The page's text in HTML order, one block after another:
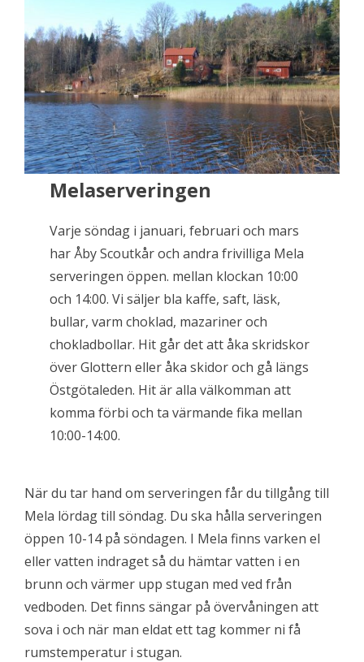
Melaserveringen
Varje söndag i januari, februari och mars
har Åby Scoutkår och andra frivilliga Mela
serveringen öppen. mellan klockan 10:00
och 14:00. Vi säljer bla kaffe, saft, läsk,
bullar, varm choklad, mazariner och
chokladbollar. Hit går det att åka skridskor
över Glottern eller åka skidor och gå längs
Östgötaleden. Hit är alla välkomman att
komma förbi och ta värmande fika mellan
10:00-14:00.
När du tar hand om serveringen får du tillgång till
Mela lördag till söndag. Du ska hålla serveringen
öppen 10-14 på söndagen. I Mela finns varken el
eller vatten indraget så du hämtar vatten i en
brunn och värmer upp stugan med ved från
vedboden. Det finns sängar på övervåningen att
sova i och när man eldat ett tag kommer ni få
rumstemperatur i stugan.